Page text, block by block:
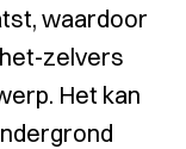
waardoor
zelvers
Het kan